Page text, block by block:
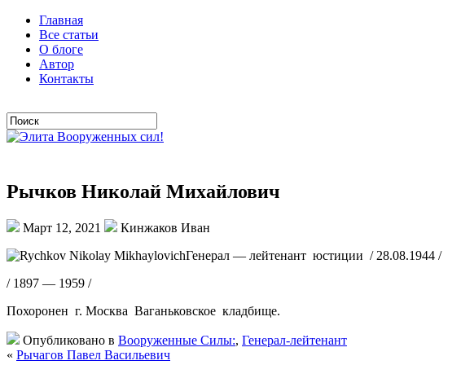
Главная
Все статьи
О блоге
Автор
Контакты
Рычков Николай Михайлович
Март 12, 2021
Кинжаков Иван
Генерал — лейтенант юстиции / 28.08.1944 /
/ 1897 — 1959 /
Похоронен г. Москва Ваганьковское кладбище.
Опубликовано в Вооруженные Силы:, Генерал-лейтенант
« Рычагов Павел Васильевич